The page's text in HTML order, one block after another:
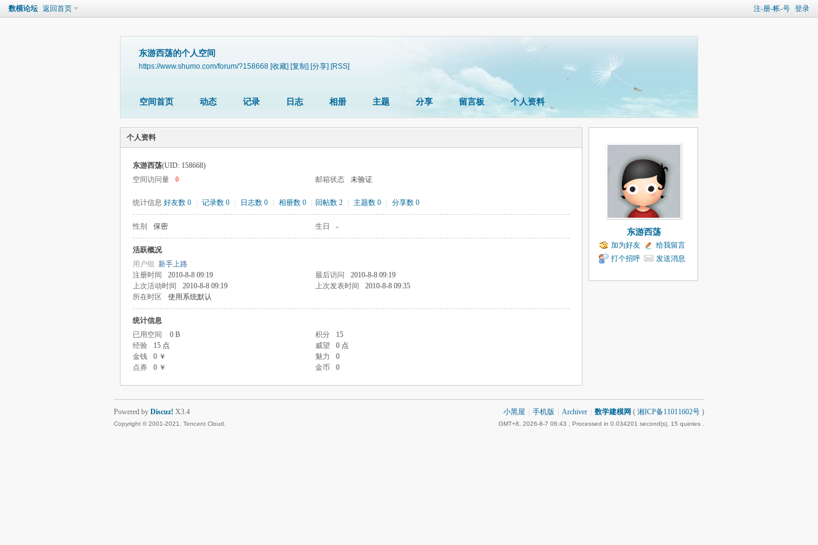
注-册-帐-号 登录
数模论坛 返回首页
东游西荡的个人空间
https://www.shumo.com/forum/?158668 [收藏] [复制] [分享] [RSS]
空间首页 动态 记录 日志 相册 主题 分享 留言板 个人资料
个人资料
东游西荡(UID: 158668)
空间访问量
0 邮箱状态 未验证
统计信息 好友数 0 记录数 0 日志数 0 相册数 0 回帖数 2 主题数 0 分享数 0
性别 保密 生日 -
活跃概况
用户组 新手上路
注册时间
2010-8-8 09:19 最后访问
2010-8-8 09:19
上次活动时间
2010-8-8 09:19 上次发表时间
2010-8-8 09:35
所在时区
使用系统默认
统计信息
已用空间
0 B 积分
15
经验
15 点 威望
0 点
金钱
0 ￥ 魅力
0
点券
0 ￥ 金币 0
东游西荡
加为好友
给我留言
打个招呼
发送消息
小黑屋 手机版 Archiver 数学建模网 ( 湘ICP备11011602号 )
GMT+8, 2026-8-7 06:43 , Processed in 0.034201 second(s), 15 queries .
Powered by Discuz! X3.4
Copyright © 2001-2021, Tencent Cloud.